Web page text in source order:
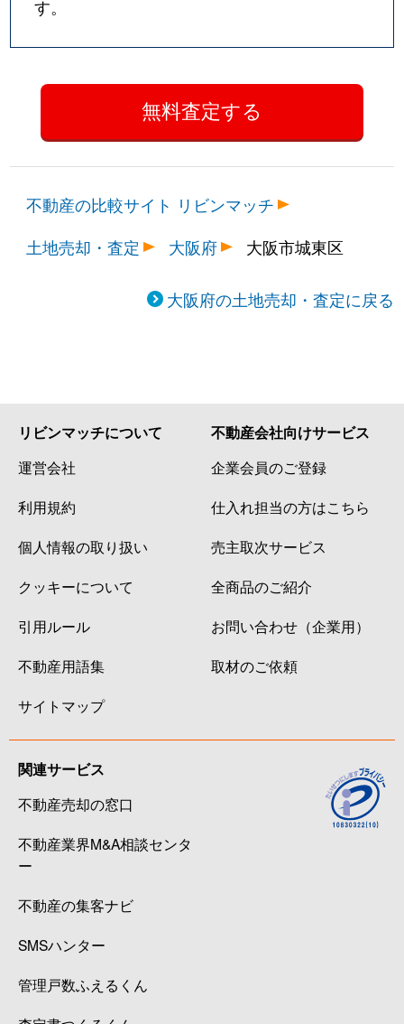
す。
不動産の比較サイト リビンマッチ
土地売却・査定
大阪府 大阪市城東区
大阪府の土地売却・査定に戻る
リビンマッチについて
運営会社
利用規約
個人情報の取り扱い
クッキーについて
引用ルール
不動産用語集
サイトマップ
不動産会社向けサービス
企業会員のご登録
仕入れ担当の方はこちら
売主取次サービス
全商品のご紹介
お問い合わせ（企業用）
取材のご依頼
関連サービス
不動産売却の窓口
不動産業界M&A相談センタ
ー
不動産の集客ナビ
SMSハンター
管理戸数ふえるくん